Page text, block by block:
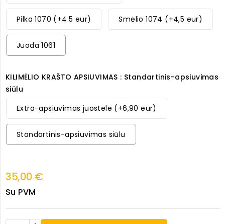
Pilka 1070 (+4.5 eur) Smėlio 1074 (+4,5 eur)
Juoda 1061
KILIMĖLIO KRAŠTO APSIUVIMAS : Standartinis-apsiuvimas
siūlu
Extra-apsiuvimas juostele (+6,90 eur)
Standartinis-apsiuvimas siūlu
35,00 €
Su PVM